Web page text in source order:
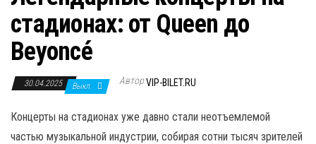
а
стадионах: от Queen до
Beyoncé
30.04.2025 Выкл. АвторVIP-BILET.RU
Концерты на стадионах уже давно стали неотъемлемой
частью музыкальной индустрии, собирая сотни тысяч зрителей